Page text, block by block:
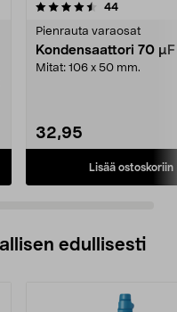
44arvostelut
Pienrauta varaosat
Kondensaattori 70
Mitat: 106 x 50 mm.
32,95
Lisää ostoskoriin
4.0 viidestä
edullisesti